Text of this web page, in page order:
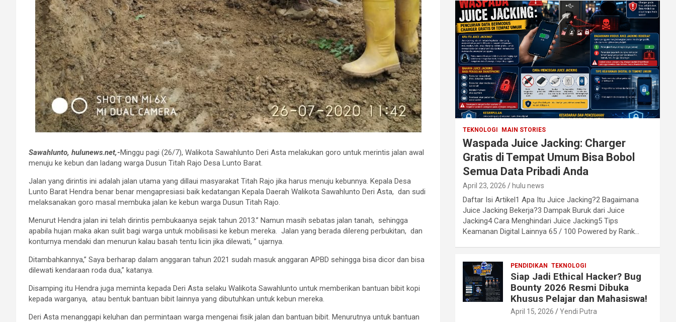
Sawahlunto, hulunews.net,-Minggu pagi (26/7), Walikota Sawahlunto Deri Asta melakukan goro untuk merintis jalan awal
menuju ke kebun dan ladang warga Dusun Titah Rajo Desa Lunto Barat.
Jalan yang dirintis ini adalah jalan utama yang dillaui masyarakat Titah Rajo jika harus menuju kebunnya. Kepala Desa
Lunto Barat Hendra benar benar mengapresiasi baik kedatangan Kepala Daerah Walikota Sawahlunto Deri Asta, dan sudi
melaksanakan goro masal membuka jalan ke kebun warga Dusun Titah Rajo.
Menurut Hendra jalan ini telah dirintis pembukaanya sejak tahun 2013.” Namun masih sebatas jalan tanah, sehingga
apabila hujan maka akan sulit bagi warga untuk mobilisasi ke kebun mereka. Jalan yang berada dilereng perbukitan, dan
konturnya mendaki dan menurun kalau basah tentu licin jika dilewati, ” ujarnya.
Ditambahkannya,” Saya berharap dalam anggaran tahun 2021 sudah masuk anggaran APBD sehingga bisa dicor dan bisa
dilewati kendaraan roda dua,” katanya.
Disamping itu Hendra juga meminta kepada Deri Asta selaku Walikota Sawahlunto untuk memberikan bantuan bibit kopi
kepada warganya, atau bentuk bantuan bibit lainnya yang dibutuhkan untuk kebun mereka.
Deri Asta menanggapi keluhan dan permintaan warga mengenai fisik jalan dan bantuan bibit. Menurutnya untuk bantuan
TEKNOLOGI MAIN STORIES
Waspada Juice Jacking: Charger
Gratis di Tempat Umum Bisa Bobol
Semua Data Pribadi Anda
April 23, 2026 hulu news
Daftar Isi Artikel1 Apa Itu Juice Jacking?2 Bagaimana
Juice Jacking Bekerja?3 Dampak Buruk dari Juice
Jacking4 Cara Menghindari Juice Jacking5 Tips
Keamanan Digital Lainnya 65 / 100 Powered by Rank…
PENDIDIKAN TEKNOLOGI
Siap Jadi Ethical Hacker? Bug
Bounty 2026 Resmi Dibuka
Khusus Pelajar dan Mahasiswa!
April 15, 2026 Yendi Putra